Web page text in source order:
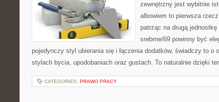
zewnętrzny jest wybitnie
albowiem to pierwsza
patrząc na drugą
srebrne/69 powinny być
pojedynczy styl ubierania się i łączenia dodatków, świadczy to o
stylach bycia, upodobaniach oraz gustach. To naturalnie dzięki
CATEGORIES: PRAWO PRACY